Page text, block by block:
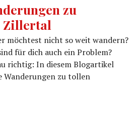
zu
Zillertal
möchtest nicht so weit wandern?
für dich auch ein Problem?
richtig: In diesem Blogartikel
Wanderungen zu tollen